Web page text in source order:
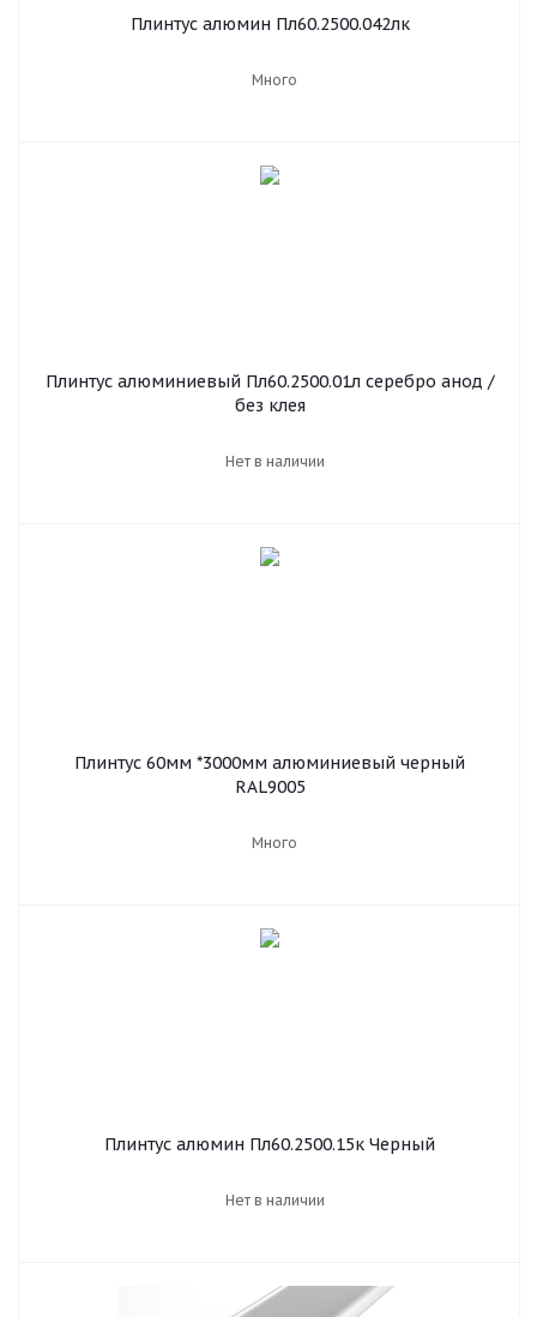
Плинтус алюмин Пл60.2500.042лк
Много
Плинтус алюминиевый Пл60.2500.01л серебро анод /
без клея
Нет в наличии
Плинтус 60мм *3000мм алюминиевый черный
RAL9005
Много
Плинтус алюмин Пл60.2500.15к Черный
Нет в наличии